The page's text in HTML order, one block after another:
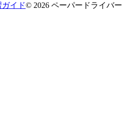
イド© 2026 ペーパードライバー